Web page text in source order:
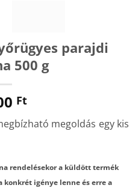
parajdi
500 g
Ft
megoldás egy kis
rendelésekor a küldött termék
konkrét igénye lenne és erre a